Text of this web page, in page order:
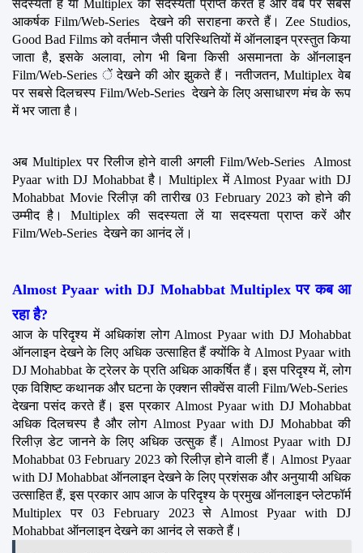
सदस्यता है या Multiplex की सदस्यता प्राप्त करते हैं और वेब पर सबसे
आकर्षक Film/Web-Series  देखने की सराहना करते हैं। Zee Studios,
Good Bad Films को वर्तमान जैसी परिस्थितियों में ऑनलाइन प्रस्तुत किया
जाता है, इसके अलावा, लोग भी बिना किसी असमानता के ऑनलाइन
Film/Web-Series ें देखने की ओर झुकते हैं। नतीजतन, Multiplex वेब
पर सबसे दिलचस्प Film/Web-Series  देखने के लिए असाधारण मंच के रूप
में भर जाता है।
अब Multiplex पर रिलीज होने वाली अगली Film/Web-Series  Almost
Pyaar with DJ Mohabbat है। Multiplex में Almost Pyaar with DJ
Mohabbat Movie रिलीज़ की तारीख 03 February 2023 को होने की
उम्मीद है। Multiplex की सदस्यता लें या सदस्यता प्राप्त करें और
Film/Web-Series  देखने का आनंद लें।
Almost Pyaar with DJ Mohabbat Multiplex पर कब आ
रहा है?
आज के परिदृश्य में अधिकांश लोग Almost Pyaar with DJ Mohabbat
ऑनलाइन देखने के लिए अधिक उत्साहित हैं क्योंकि वे Almost Pyaar with
DJ Mohabbat के ट्रेलर के प्रति अधिक आकर्षित हैं। इस परिदृश्य में, लोग
एक विशिष्ट कथानक और घटना के एक्शन सीक्वेंस वाली Film/Web-Series
देखना पसंद करते हैं। इस प्रकार Almost Pyaar with DJ Mohabbat
अधिक दिलचस्प है और लोग Almost Pyaar with DJ Mohabbat की
रिलीज़ डेट जानने के लिए अधिक उत्सुक हैं। Almost Pyaar with DJ
Mohabbat 03 February 2023 को रिलीज़ होने वाली हैं। Almost Pyaar
with DJ Mohabbat ऑनलाइन देखने के लिए प्रशंसक और अनुयायी अधिक
उत्साहित हैं, इस प्रकार आप आज के परिदृश्य के प्रमुख ऑनलाइन प्लेटफॉर्म
Multiplex पर 03 February 2023 से Almost Pyaar with DJ
Mohabbat ऑनलाइन देखने का आनंद ले सकते हैं।